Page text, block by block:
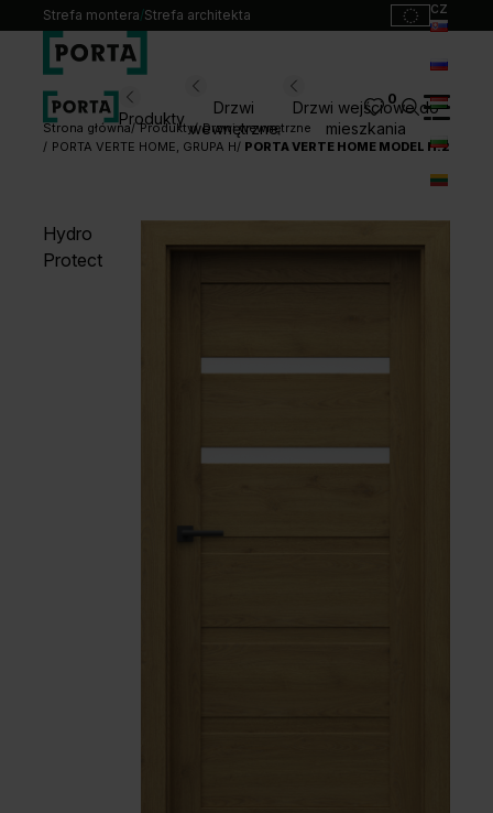
Strefa montera/Strefa architekta cz
hu
Produkty
Drzwi
wewnętrzne
Drzwi wejściowe do
mieszkania
0
Wybierz swoje drzwi
Katalogi
Kontakt
Strona główna Produkty Drzwi wewnętrzne
PORTA VERTE HOME, GRUPA H
PORTA VERTE HOME MODEL H.2
Hydro
Protect